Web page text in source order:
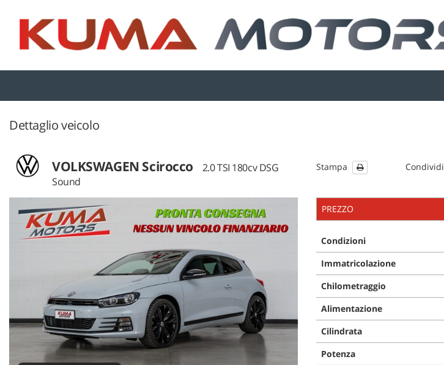
HOME
LISTA VEICOLI
ASSISTENZA
Dettaglio veicolo
VOLKSWAGEN Scirocco
2.0 TSI 180cv DSG
Sound
Stampa Condividi
PREZZO
Condizioni
Immatricolazione
Chilometraggio
Alimentazione
Cilindrata
Potenza